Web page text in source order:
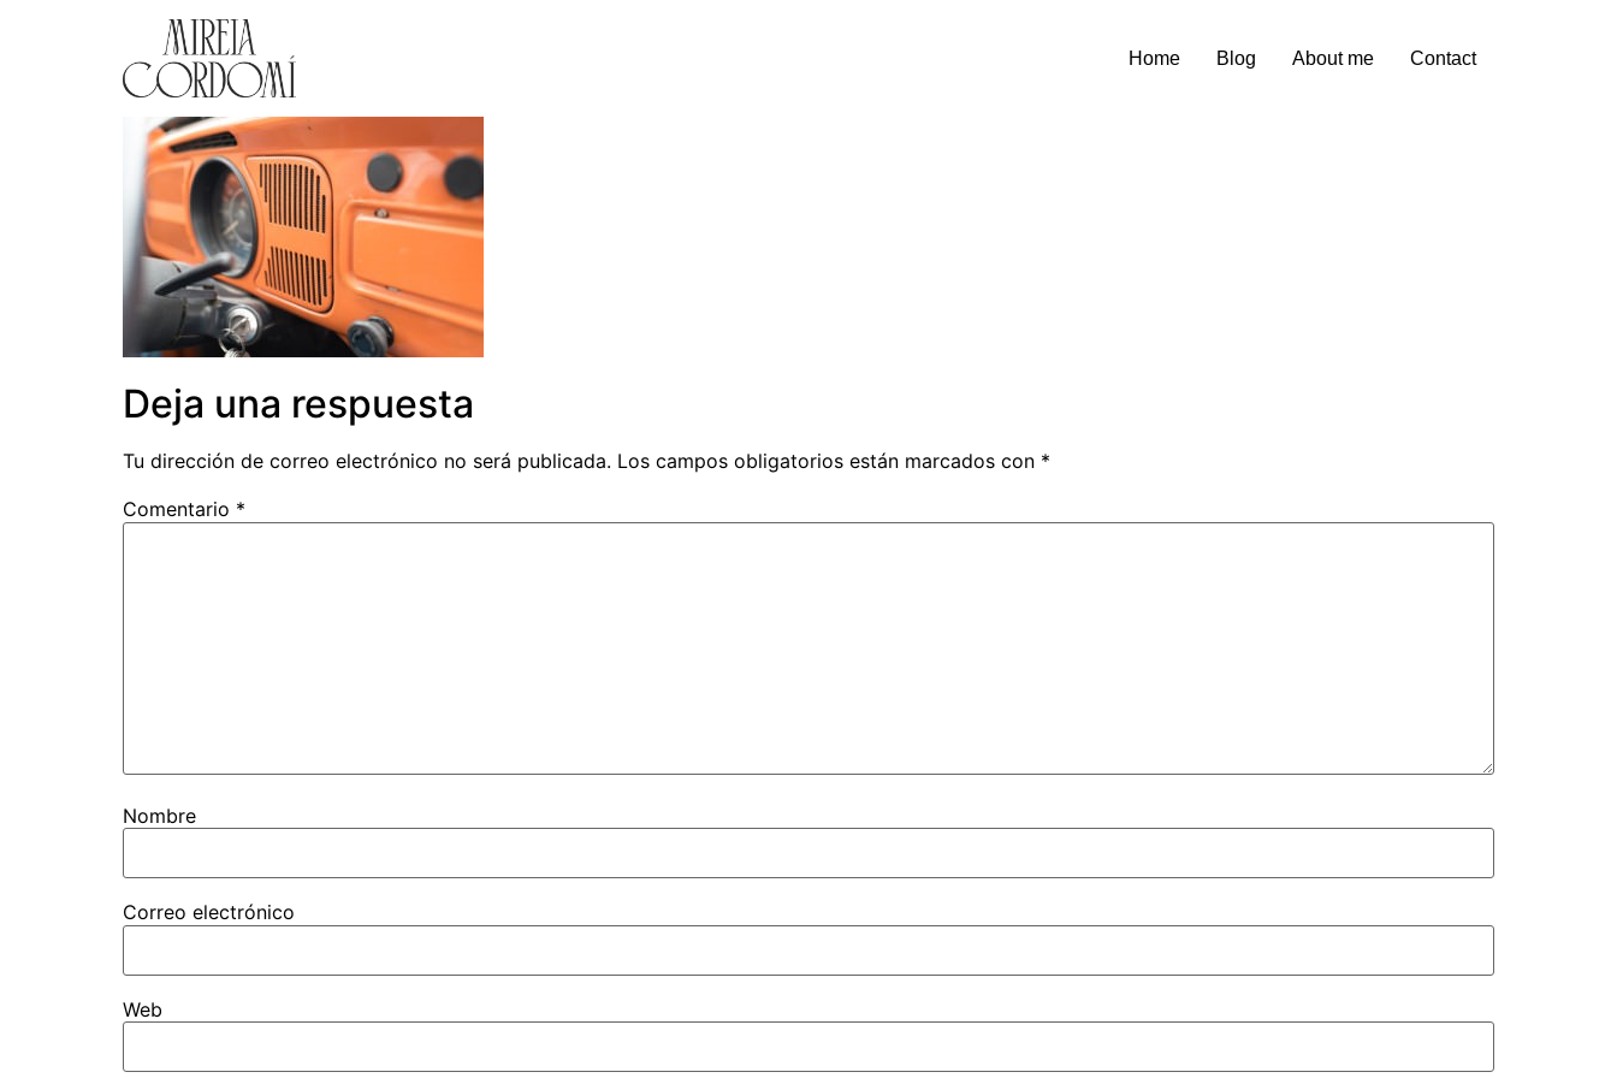
Home Blog About me Contact
Deja una respuesta
Tu dirección de correo electrónico no será publicada. Los campos obligatorios están marcados con *
Comentario *
Nombre
Correo electrónico
Web